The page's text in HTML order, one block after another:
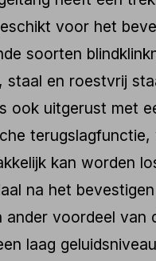
voor het
soorten
staal en roestvrij
ook uitgerust met
kan worden
na het
ander voordeel van
laag